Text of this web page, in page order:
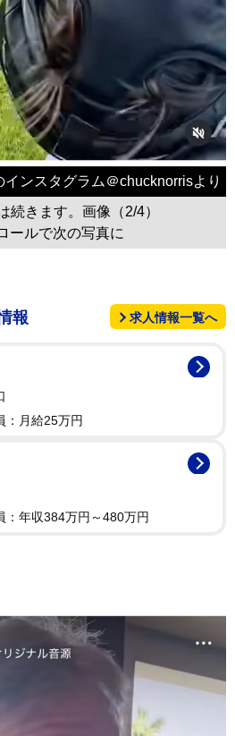
ンスタグラム＠chucknorrisより
続きます。画像（2/4）
ールで次の写真に
報 求人情報一覧へ
：月給25万円
：年収384万円～480万円